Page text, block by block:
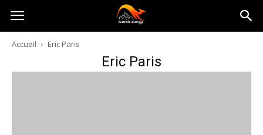
Australia-
australie.com
Accueil Eric Paris
Eric Paris